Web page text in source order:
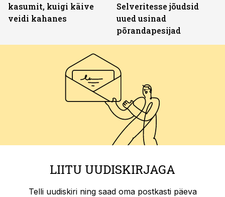
kasumit, kuigi käive
veidi kahanes
Selveritesse jõudsid
uued usinad
põrandapesijad
LIITU UUDISKIRJAGA
Telli uudiskiri ning saad oma postkasti päeva